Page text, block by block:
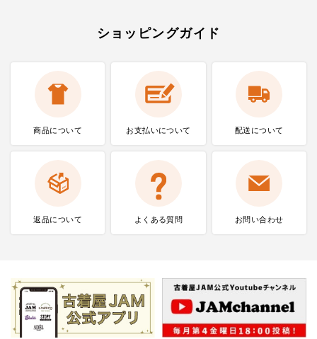
ショッピングガイド
商品について お支払いについて 配送について
返品について よくある質問 お問い合わせ